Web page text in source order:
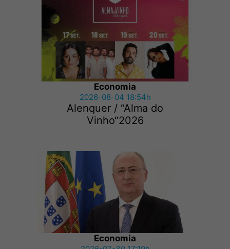
Economia
2026-08-04 18:54h
Alenquer / “Alma do
Vinho“2026
Economia